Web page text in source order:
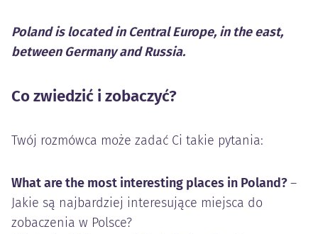
Poland is located in Central Europe, in the east,
between Germany and Russia.
Co zwiedzić i zobaczyć?
Twój rozmówca może zadać Ci takie pytania:
What are the most interesting places in Poland?–
Jakie są najbardziej interesujące miejsca do
zobaczenia w Polsce?